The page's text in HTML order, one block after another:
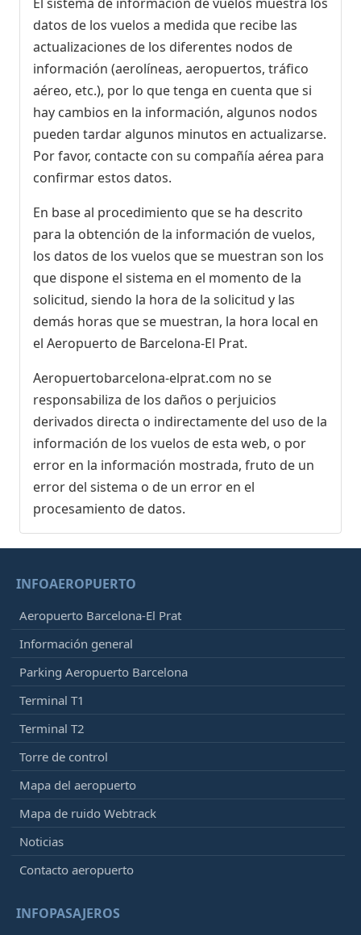
datos de los vuelos a medida que recibe las
actualizaciones de los diferentes nodos de
información (aerolíneas, aeropuertos, tráfico
aéreo, etc.), por lo que tenga en cuenta que si
hay cambios en la información, algunos nodos
pueden tardar algunos minutos en actualizarse.
Por favor, contacte con su compañía aérea para
confirmar estos datos.
En base al procedimiento que se ha descrito
para la obtención de la información de vuelos,
los datos de los vuelos que se muestran son los
que dispone el sistema en el momento de la
solicitud, siendo la hora de la solicitud y las
demás horas que se muestran, la hora local en
el Aeropuerto de Barcelona-El Prat.
Aeropuertobarcelona-elprat.com no se
responsabiliza de los daños o perjuicios
derivados directa o indirectamente del uso de la
información de los vuelos de esta web, o por
error en la información mostrada, fruto de un
error del sistema o de un error en el
procesamiento de datos.
INFOAEROPUERTO
Aeropuerto Barcelona-El Prat
Información general
Parking Aeropuerto Barcelona
Terminal T1
Terminal T2
Torre de control
Mapa del aeropuerto
Mapa de ruido Webtrack
Noticias
Contacto aeropuerto
INFOPASAJEROS